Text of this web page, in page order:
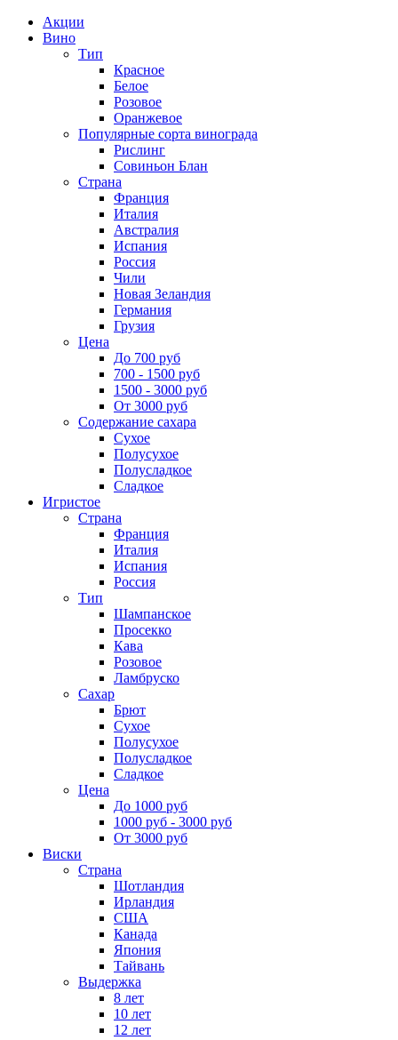
Акции
Вино
Тип
Красное
Белое
Розовое
Оранжевое
Популярные сорта винограда
Рислинг
Совиньон Блан
Страна
Франция
Италия
Австралия
Испания
Россия
Чили
Новая Зеландия
Германия
Грузия
Цена
До 700 руб
700 - 1500 руб
1500 - 3000 руб
От 3000 руб
Содержание сахара
Сухое
Полусухое
Полусладкое
Сладкое
Игристое
Страна
Франция
Италия
Испания
Россия
Тип
Шампанское
Просекко
Кава
Розовое
Ламбруско
Сахар
Брют
Сухое
Полусухое
Полусладкое
Сладкое
Цена
До 1000 руб
1000 руб - 3000 руб
От 3000 руб
Виски
Страна
Шотландия
Ирландия
США
Канада
Япония
Тайвань
Выдержка
8 лет
10 лет
12 лет